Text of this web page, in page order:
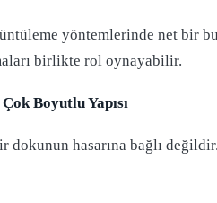
yöntemlerinde net bir
birlikte rol oynayabilir.
Boyutlu Yapısı
dokunun hasarına bağlı